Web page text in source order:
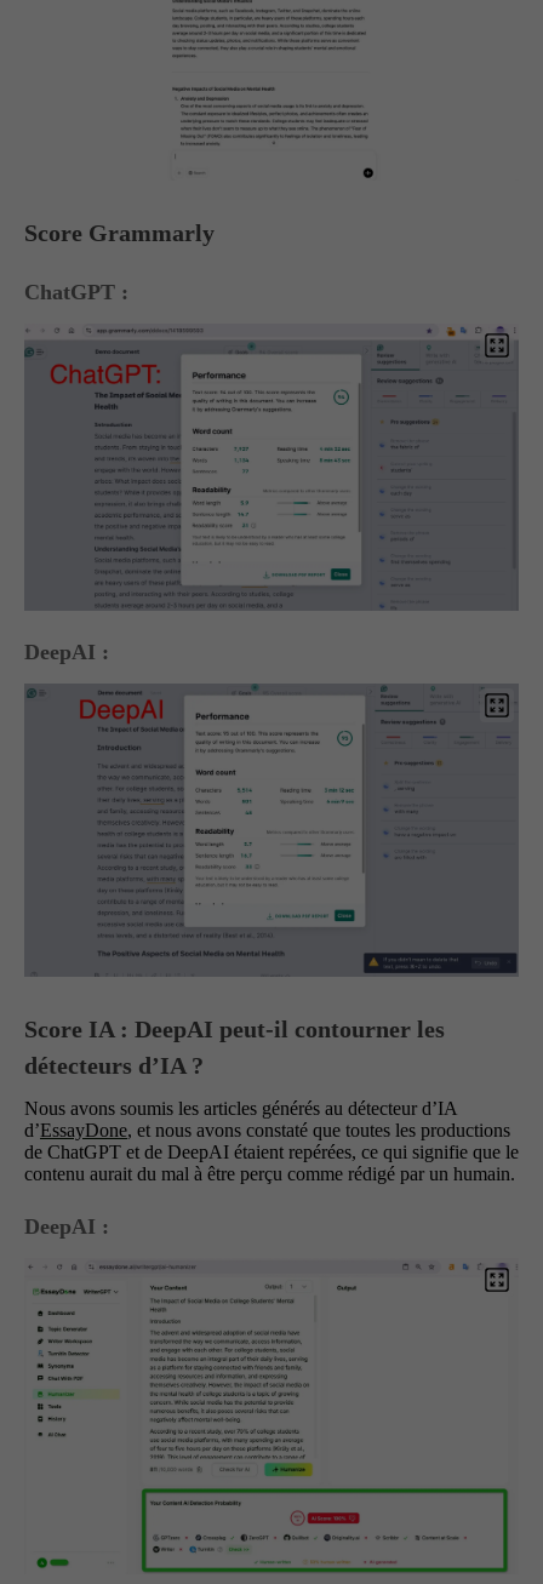
Score Grammarly
ChatGPT :
DeepAI :
Score IA : DeepAI peut-il contourner les
détecteurs d’IA ?
Nous avons soumis les articles générés au détecteur d’IA
d’EssayDone, et nous avons constaté que toutes les productions
de ChatGPT et de DeepAI étaient repérées, ce qui signifie que le
contenu aurait du mal à être perçu comme rédigé par un humain.
DeepAI :